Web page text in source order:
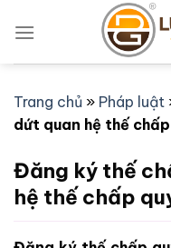
qua
Trang chủ » Pháp luật
dứt quan hệ thế
Đăng ký thế
hệ thế chấp